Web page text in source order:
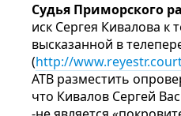
Судья Приморского
иск Сергея Кивалова
высказанной в
(http://
АТВ разместить
что Кивалов Сергей